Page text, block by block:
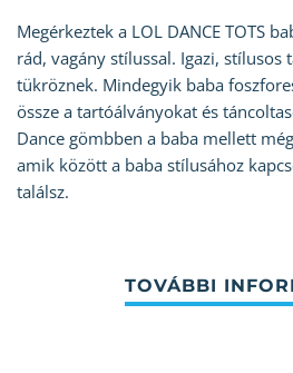
Megérkeztek a LOL DANCE TOTS
rád, vagány stílussal. Igazi, stílusos
tükröznek. Mindegyik baba
össze a tartóálványokat és
Dance gömbben a baba mellett
amik között a baba stílusához
találsz.